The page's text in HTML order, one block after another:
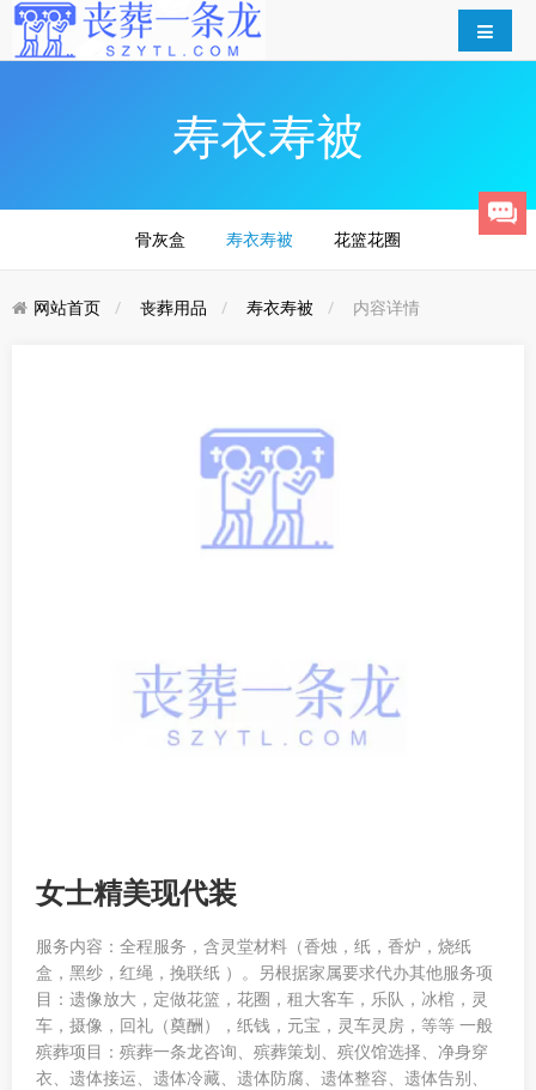
寿衣寿被
骨灰盒 寿衣寿被 花篮花圈
网站首页 丧葬用品 寿衣寿被 内容详情
女士精美现代装
服务内容：全程服务，含灵堂材料（香烛，纸，香炉，烧纸
盒，黑纱，红绳，挽联纸 ）。另根据家属要求代办其他服务项
目：遗像放大，定做花篮，花圈，租大客车，乐队，冰棺，灵
车，摄像，回礼（奠酬），纸钱，元宝，灵车灵房，等等 一般
殡葬项目：殡葬一条龙咨询、殡葬策划、殡仪馆选择、净身穿
衣、遗体接运、遗体冷藏、遗体防腐、遗体整容、遗体告别、